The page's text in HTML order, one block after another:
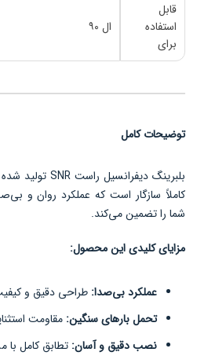
قابل
استفاده
برای
ال ۹۰
توضیحات کامل
کاملاً سازگار است که عملکرد روان و
شما را تضمین می‌کند.
مزایای کلیدی این محصول:
عملکرد بی‌صدا: طراحی دقیق و
تحمل بارهای سنگین: مقاومت
نصب دقیق و آسان: تطابق کامل